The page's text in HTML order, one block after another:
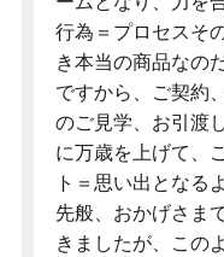
行為＝プロセスそ
き本当の商品なの
ですから、ご契約
のご見学、お引渡
に万歳を上げて、
ト＝思い出となる
先般、おかげさま
きましたが、この